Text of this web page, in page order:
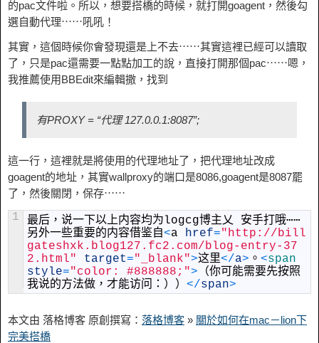
的pac文件啦。所以，想要搭橋的時候，就打開goagent，然後勾
選自動代理⋯⋯吼吼！
其實，這個時候你會發現還是上不去⋯⋯其實這裡已經可以讀取
了，只是pac還需要一點點加工的說，直接打開那個pac⋯⋯嗯，
我推薦使用BBEdit來編輯撒，找到
有PROXY = “代理 127.0.0.1:8087”;
這一行，這裡就是將使用的代理地址了，把代理地址改成
goagent的地址，其實wallproxy的端口是8086,goagent是8087罷
了，然後關閉，保存⋯⋯
1 最后，说一下以上内容均为logcg博主乂￼安手打哦⋯⋯
另外一些重要的内容借鉴自<a href="http://bill
gateshxk.blog127.fc2.com/blog-entry-37
2.html"
target="_blank">这里</a> 。 <
style="color: #888888;"> （你可能需要先按照
我说的方法做，才能访问：）） </span>
本文由 落格博客 原創撰寫： 落格博客 » 關於如何在mac－lion下
完美搭橋